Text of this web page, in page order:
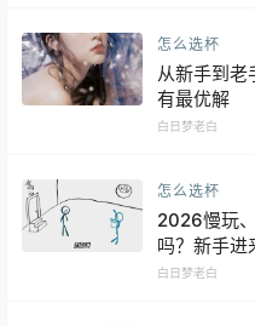
怎么选杯
从新手到老
有最优解
白日梦老白
怎么选杯
2026慢玩
吗？新手进
白日梦老白